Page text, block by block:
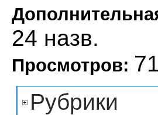
24 назв.
Просмотров: 71
Рубрики